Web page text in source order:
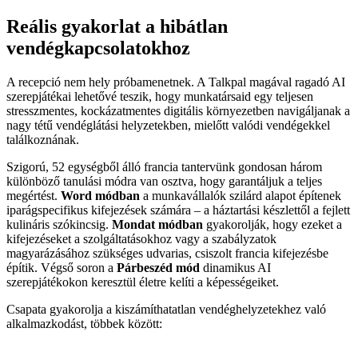
Reális gyakorlat a hibátlan
vendégkapcsolatokhoz
A recepció nem hely próbamenetnek. A Talkpal magával ragadó AI
szerepjátékai lehetővé teszik, hogy munkatársaid egy teljesen
stresszmentes, kockázatmentes digitális környezetben navigáljanak a
nagy tétű vendéglátási helyzetekben, mielőtt valódi vendégekkel
találkoznának.
Szigorú, 52 egységből álló francia tantervünk gondosan három
különböző tanulási módra van osztva, hogy garantáljuk a teljes
megértést. Word módban a munkavállalók szilárd alapot építenek
iparágspecifikus kifejezések számára – a háztartási készlettől a fejlett
kulináris szókincsig. Mondat módban gyakorolják, hogy ezeket a
kifejezéseket a szolgáltatásokhoz vagy a szabályzatok
magyarázásához szükséges udvarias, csiszolt francia kifejezésbe
építik. Végső soron a Párbeszéd mód dinamikus AI
szerepjátékokon keresztül életre kelíti a képességeiket.
Csapata gyakorolja a kiszámíthatatlan vendéghelyzetekhez való
alkalmazkodást, többek között: